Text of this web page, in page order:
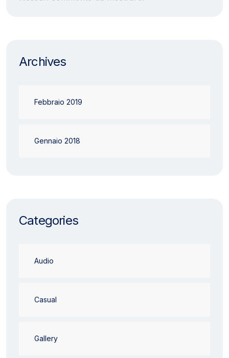
Archives
Febbraio 2019
Gennaio 2018
Categories
Audio
Casual
Gallery